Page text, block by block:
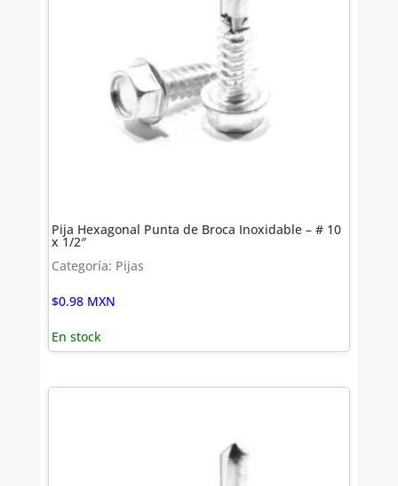
Pija Hexagonal Punta de Broca Inoxidable – # 10
x 1/2″
Categoría: Pijas
$0.98 MXN
En stock